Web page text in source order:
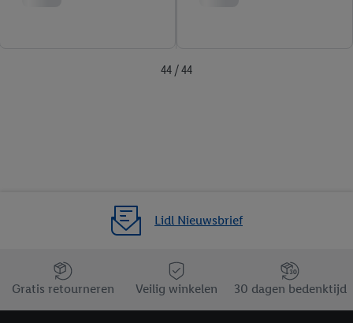
44 / 44
Lidl Nieuwsbrief
Jouw voordelen bij ons als Lidl webshop klant
Gratis retourneren
Veilig winkelen 30 dagen bedenktijd